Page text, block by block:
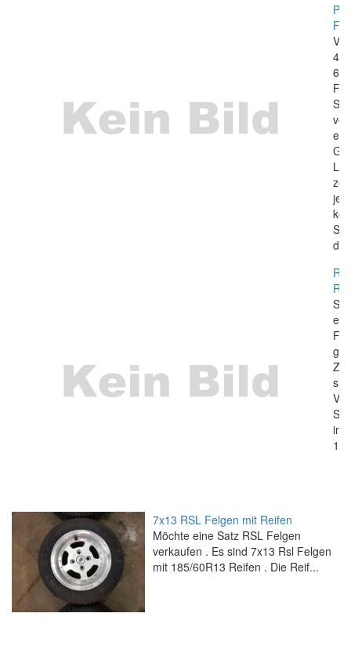
4x
6n
von
die
in
7x13 RSL Felgen mit Reifen
Möchte eine Satz RSL Felgen
verkaufen . Es sind 7x13 Rsl Felgen
mit 185/60R13 Reifen . Die Reif...